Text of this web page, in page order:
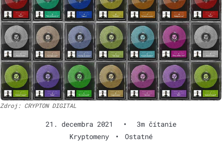
Zdroj: CRYPTON DIGITAL
21. decembra 2021 •
3m čítanie
Kryptomeny
• Ostatné